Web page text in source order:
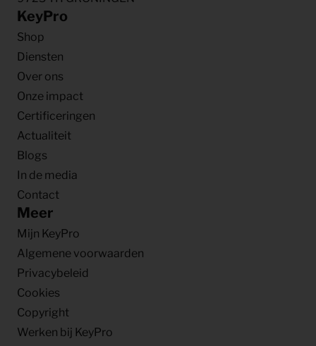
KeyPro
Shop
Diensten
Over ons
Onze impact
Certificeringen
Actualiteit
Blogs
In de media
Contact
Meer
Mijn KeyPro
Algemene voorwaarden
Privacybeleid
Cookies
Copyright
Werken bij KeyPro